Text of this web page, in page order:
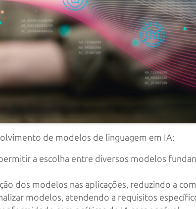
de modelos de linguagem em IA:​
a escolha entre diversos modelos
dos modelos nas aplicações, reduzindo a
modelos, atendendo a requisitos